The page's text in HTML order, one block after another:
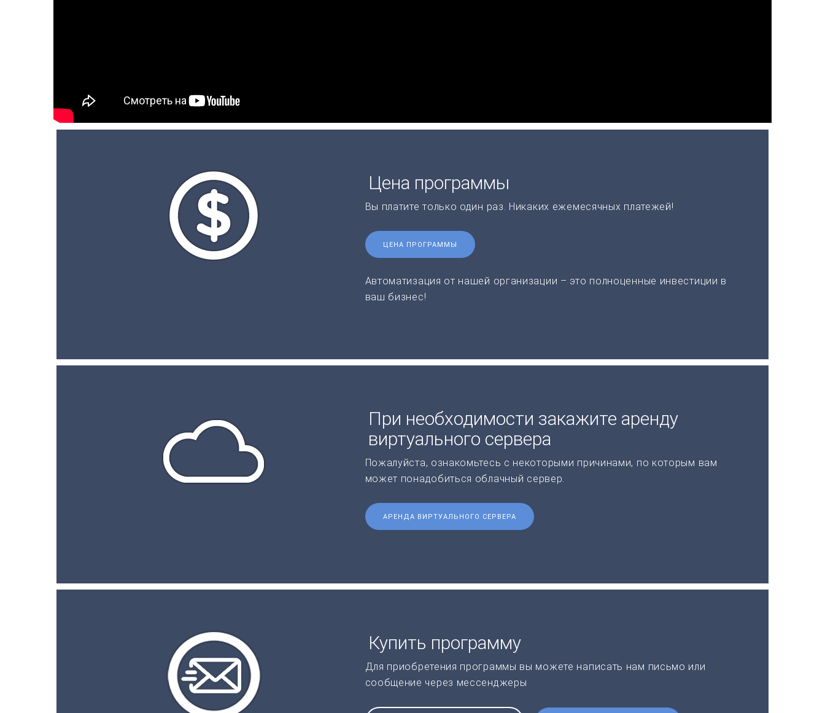
Цена программы
Вы платите только один раз. Никаких ежемесячных платежей!
ЦЕНА ПРОГРАММЫ
Автоматизация от нашей организации – это полноценные инвестиции в
ваш бизнес!
При необходимости закажите аренду
виртуального сервера
Пожалуйста, ознакомьтесь с некоторыми причинами, по которым вам
может понадобиться облачный сервер.
АРЕНДА ВИРТУАЛЬНОГО СЕРВЕРА
Купить программу
Для приобретения программы вы можете написать нам письмо или
сообщение через мессенджеры